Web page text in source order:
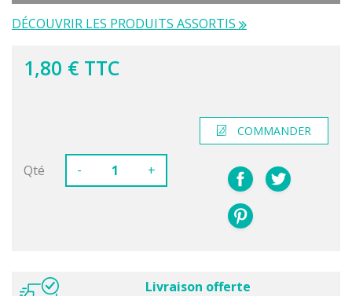
DÉCOUVRIR LES PRODUITS ASSORTIS
1,80 € TTC
Qté - +
COMMANDER
Livraison offerte